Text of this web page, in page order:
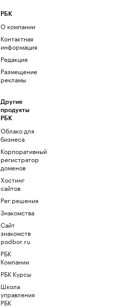
РБК
О компании
Контактная
информация
Редакция
Размещение
рекламы
Другие
продукты
РБК
Облако для
бизнеса
Корпоративный
регистратор
доменов
Хостинг
сайтов
Рег.решения
Знакомства
Сайт
знакомств
podbor.ru
РБК
Компании
РБК Курсы
Школа
управления
РБК